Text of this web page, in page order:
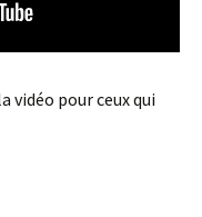
vidéo pour ceux qui